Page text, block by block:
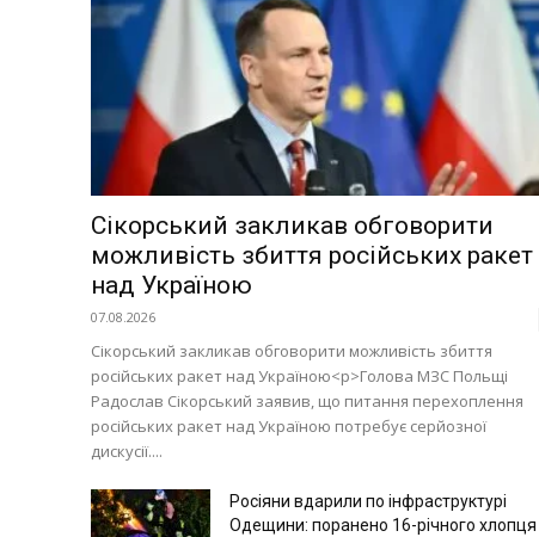
Сікорський закликав обговорити
можливість збиття російських ракет
над Україною
07.08.2026
Сікорський закликав обговорити можливість збиття
російських ракет над Україною<p>Голова МЗС Польщі
Радослав Сікорський заявив, що питання перехоплення
російських ракет над Україною потребує серйозної
дискусії....
Росіяни вдарили по інфраструктурі
Одещини: поранено 16-річного хлопця